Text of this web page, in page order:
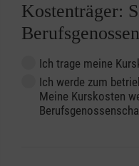
Kostenträger:
Ich trage meine
Ich werde zum
Meine Kurskosten